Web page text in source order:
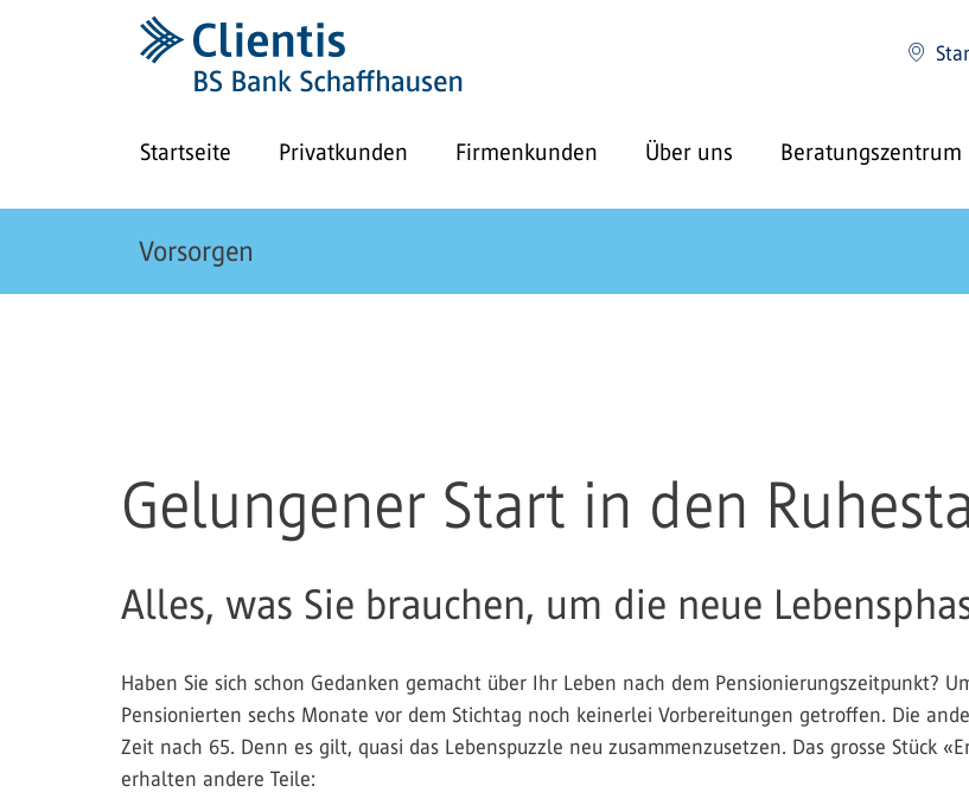
Startseite Privatkunden Firmenkunden Über uns Beratungszentrum
Vorsorgen
Gelungener Start in den
Alles, was Sie brauchen, um die neue
Haben Sie sich schon Gedanken gemacht über Ihr Leben nach dem Pensionierungszeitpunkt?
Pensionierten sechs Monate vor dem Stichtag noch keinerlei Vorbereitungen getroffen. Die
Zeit nach 65. Denn es gilt, quasi das Lebenspuzzle neu zusammenzusetzen. Das grosse Stück
erhalten andere Teile: